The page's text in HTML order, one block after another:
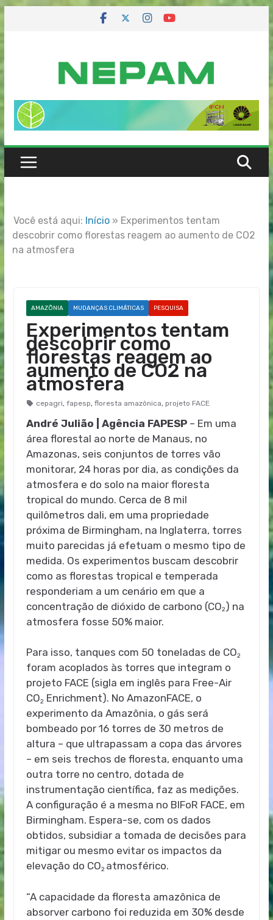
Skip
Você está aqui: Início» Experimentos tentam
descobrir como florestas reagem ao aumento de CO2
na atmosfera
AMAZÔNIA MUDANÇAS CLIMÁTICAS PESQUISA
Experimentos tentam
descobrir como
florestas reagem ao
aumento de CO2 na
atmosfera
cepagri, fapesp, floresta amazônica, projeto FACE
André Julião | Agência FAPESP– Em uma
área florestal ao norte de Manaus, no
Amazonas, seis conjuntos de torres vão
monitorar, 24 horas por dia, as condições da
atmosfera e do solo na maior floresta
tropical do mundo. Cerca de 8 mil
quilômetros dali, em uma propriedade
próxima de Birmingham, na Inglaterra, torres
muito parecidas já efetuam o mesmo tipo de
medida. Os experimentos buscam descobrir
como as florestas tropical e temperada
responderiam a um cenário em que a
concentração de dióxido de carbono (CO2) na
atmosfera fosse 50% maior.
Para isso, tanques com 50 toneladas de CO2
foram acoplados às torres que integram o
projeto FACE (sigla em inglês para Free-Air
CO2 Enrichment). No AmazonFACE, o
experimento da Amazônia, o gás será
bombeado por 16 torres de 30 metros de
altura – que ultrapassam a copa das árvores
– em seis trechos de floresta, enquanto uma
outra torre no centro, dotada de
instrumentação científica, faz as medições.
A configuração é a mesma no BIFoR FACE, em
Birmingham. Espera-se, com os dados
obtidos, subsidiar a tomada de decisões para
mitigar ou mesmo evitar os impactos da
elevação do CO2 atmosférico.
“A capacidade da floresta amazônica de
absorver carbono foi reduzida em 30% desde